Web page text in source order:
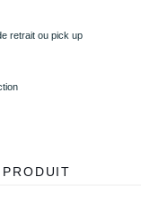
retrait ou pick up